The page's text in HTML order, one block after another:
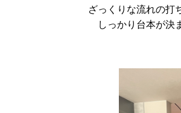
ざっくりな流れの打
しっかり台本が決